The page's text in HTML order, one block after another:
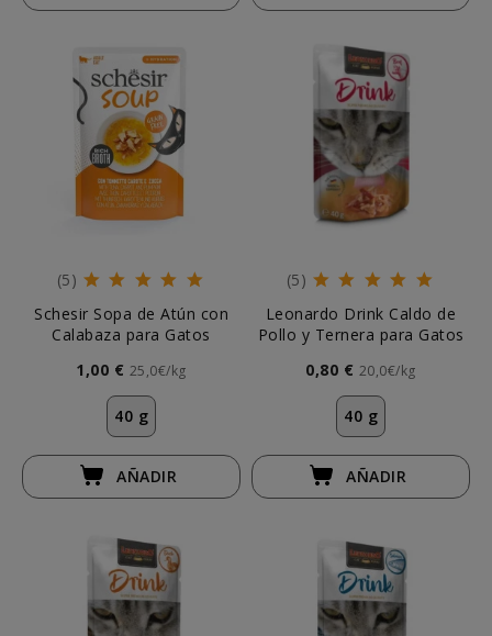
(5)
Schesir Sopa de Atún con
Calabaza para Gatos
1,00 € 25,0€/kg
40 g
AÑADIR
(5)
Leonardo Drink Caldo de
Pollo y Ternera para Gatos
0,80 € 20,0€/kg
40 g
AÑADIR